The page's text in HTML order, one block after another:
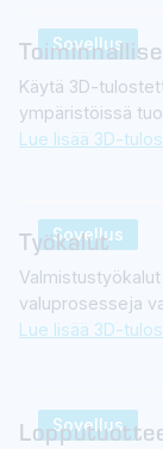
Sovellus
Käytä 3D-
ympäristöissä
testaamiseen.
Lue lisää 3D-
Sovellus
Työkalut
valuprosesseja
Lue lisää 3D-
Sovellus